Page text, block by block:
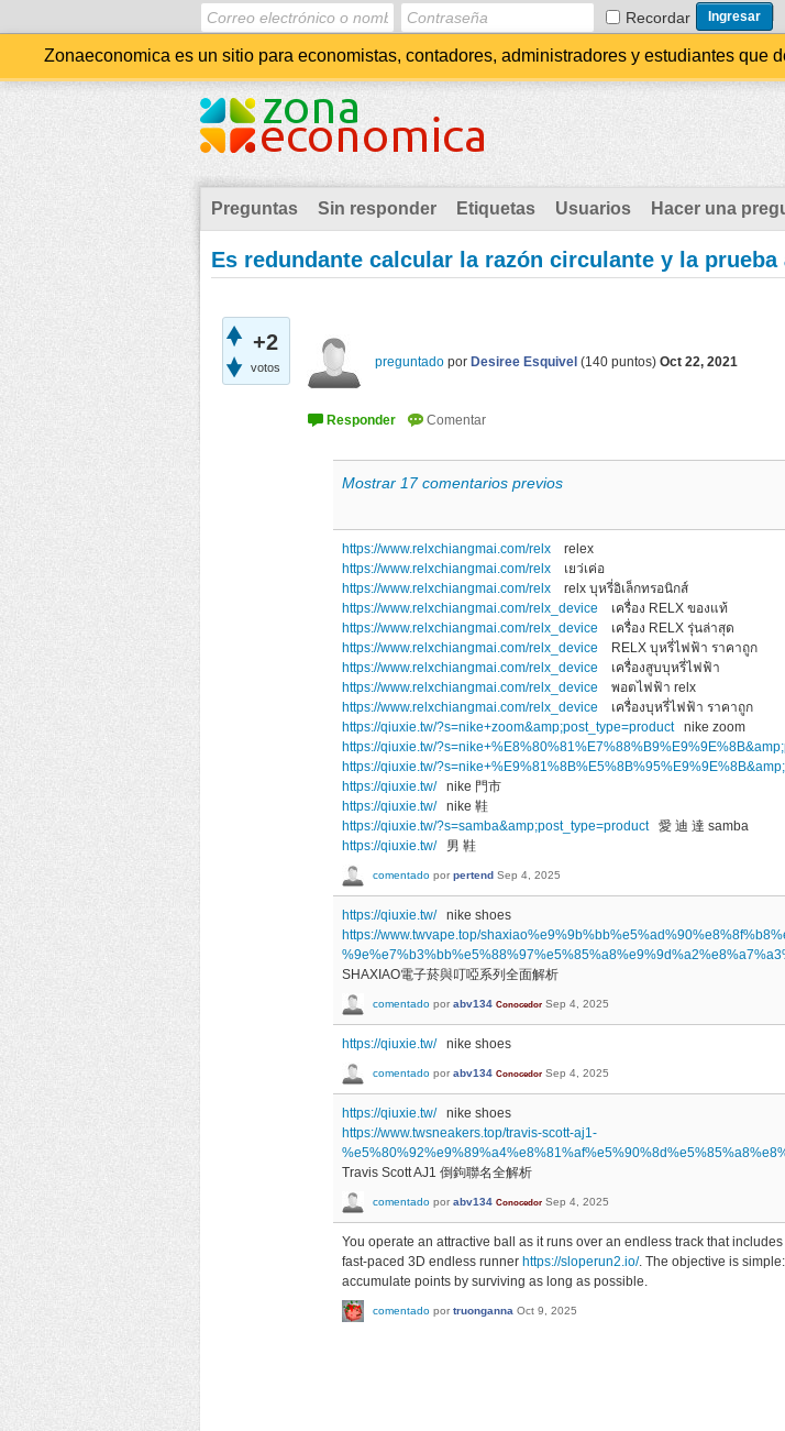
Recordar
Zonaeconomica es un sitio para economistas, contadores, administradores y estudiantes
Preguntas Sin responder Etiquetas Usuarios Hacer una
Es redundante calcular la razón circulante y la prueba
+2
votos preguntado por Desiree Esquivel (140 puntos) Oct 22, 2021
Mostrar 17 comentarios previos
https://www.relxchiangmai.com/relx
relex
https://www.relxchiangmai.com/relx
เยว่เค่อ
https://www.relxchiangmai.com/relx
relx บุหรี่อิเล็กทรอนิกส์
https://www.relxchiangmai.com/relx_device
เครื่อง RELX ของแท้
https://www.relxchiangmai.com/relx_device
เครื่อง RELX รุ่นล่าสุด
https://www.relxchiangmai.com/relx_device
RELX บุหรี่ไฟฟ้า ราคาถูก
https://www.relxchiangmai.com/relx_device
เครื่องสูบบุหรี่ไฟฟ้า
https://www.relxchiangmai.com/relx_device
พอตไฟฟ้า relx
https://www.relxchiangmai.com/relx_device
เครื่องบุหรี่ไฟฟ้า ราคาถูก
https://qiuxie.tw/?s=nike+zoom&amp;post_type=productnike zoom
https://qiuxie.tw/
https://qiuxie.tw/
https://qiuxie.tw/nike 門市
https://qiuxie.tw/nike 鞋
https://qiuxie.tw/?s=samba&amp;post_type=product愛 迪 達 samba
https://qiuxie.tw/男 鞋
comentado por pertend Sep 4, 2025
https://qiuxie.tw/nike shoes
https://www.twvape.top/
SHAXIAO電子菸與叮啞系列全面解析
comentado por abv134 Conocedor Sep 4, 2025
https://qiuxie.tw/nike shoes
comentado por abv134 Conocedor Sep 4, 2025
https://qiuxie.tw/nike shoes
https://www.twsneakers.top/travis-scott-aj1-
Travis Scott AJ1 倒鉤聯名全解析
comentado por abv134 Conocedor Sep 4, 2025
You operate an attractive ball as it runs over an endless track that
fast-paced 3D endless runner https://sloperun2.io/. The objective is
accumulate points by surviving as long as possible.
comentado por truonganna Oct 9, 2025